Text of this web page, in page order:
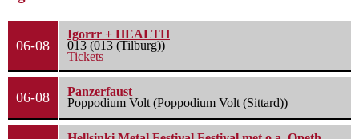
06-08
Igorrr + HEALTH
013 (013 (Tilburg))
Tickets
06-08
Panzerfaust
Poppodium Volt (Poppodium Volt (Sittard))